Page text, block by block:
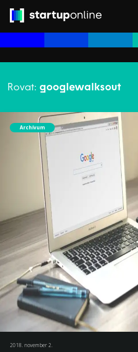
Rovat: googlewalksout
Archívum
2018. november 2.